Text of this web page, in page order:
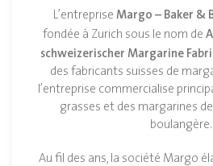
L’entreprise Margo – Baker &
fondée à Zurich sous le nom de
schweizerischer Margarine
des fabricants suisses de
l’entreprise commercialise
grasses et des margarines
boulangère.
Au fil des ans, la société Margo